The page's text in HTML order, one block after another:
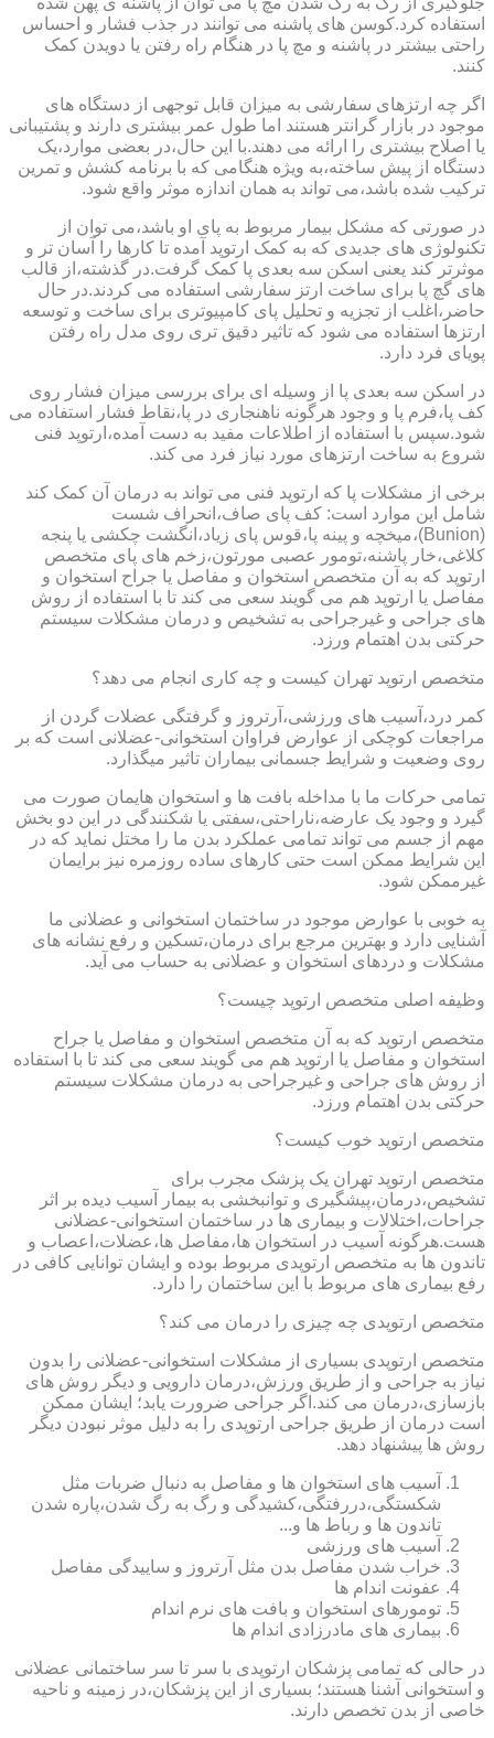
استفاده کرد.کوسن های پاشنه می توانند در جذب فشار و احساس
راحتی بیشتر در پاشنه و مچ پا در هنگام راه رفتن یا دویدن کمک
کنند.
اگر چه ارتزهای سفارشی به میزان قابل توجهی از دستگاه های
موجود در بازار گرانتر هستند اما طول عمر بیشتری دارند و پشتیبانی
یا اصلاح بیشتری را ارائه می دهند.با این حال،در بعضی موارد،یک
دستگاه از پیش ساخته،به ویژه هنگامی که با برنامه کشش و تمرین
ترکیب شده باشد،می تواند به همان اندازه موثر واقع شود.
در صورتی که مشکل بیمار مربوط به پای او باشد،می توان از
تکنولوژی های جدیدی که به کمک ارتوپد آمده تا کارها را آسان تر و
موثرتر کند یعنی اسکن سه بعدی پا کمک گرفت.در گذشته،از قالب
های گچ پا برای ساخت ارتز سفارشی استفاده می کردند.در حال
حاضر،اغلب از تجزیه و تحلیل پای کامپیوتری برای ساخت و توسعه
ارتزها استفاده می شود که تاثیر دقیق تری روی مدل راه رفتن
پویای فرد دارد.
در اسکن سه بعدی پا از وسیله ای برای بررسی میزان فشار روی
کف پا،فرم پا و وجود هرگونه ناهنجاری در پا،نقاط فشار استفاده می
شود.سپس با استفاده از اطلاعات مفید به دست آمده،ارتوپد فنی
شروع به ساخت ارتزهای مورد نیاز فرد می کند.
برخی از مشکلات پا که ارتوپد فنی می تواند به درمان آن کمک کند
شامل این موارد است: کف پای صاف،انحراف شست
(Bunion)،میخچه و پینه پا،قوس پای زیاد،انگشت چکشی یا پنجه
کلاغی،خار پاشنه،تومور عصبی مورتون،زخم های پای متخصص
ارتوپد که به آن متخصص استخوان و مفاصل یا جراح استخوان و
مفاصل یا ارتوپد هم می گویند سعی می کند تا با استفاده از روش
های جراحی و غیرجراحی به تشخیص و درمان مشکلات سیستم
حرکتی بدن اهتمام ورزد.
متخصص ارتوپد تهران کیست و چه کاری انجام می دهد؟
کمر درد،آسیب های ورزشی،آرتروز و گرفتگی عضلات گردن از
مراجعات کوچکی از عوارض فراوان استخوانی-عضلانی است که بر
روی وضعیت و شرایط جسمانی بیماران تاثیر میگذارد.
تمامی حرکات ما با مداخله بافت ها و استخوان هایمان صورت می
گیرد و وجود یک عارضه،ناراحتی،سفتی یا شکنندگی در این دو بخش
مهم از جسم می تواند تمامی عملکرد بدن ما را مختل نماید که در
این شرایط ممکن است حتی کارهای ساده روزمره نیز برایمان
غیرممکن شود.
به خوبی با عوارض موجود در ساختمان استخوانی و عضلانی ما
آشنایی دارد و بهترین مرجع برای درمان،تسکین و رفع نشانه های
مشکلات و دردهای استخوان و عضلانی به حساب می آید.
وظیفه اصلی متخصص ارتوپد چیست؟
متخصص ارتوپد که به آن متخصص استخوان و مفاصل یا جراح
استخوان و مفاصل یا ارتوپد هم می گویند سعی می کند تا با استفاده
از روش های جراحی و غیرجراحی به درمان مشکلات سیستم
حرکتی بدن اهتمام ورزد.
متخصص ارتوپد خوب کیست؟
متخصص ارتوپد تهران یک پزشک مجرب برای
تشخیص،درمان،پیشگیری و توانبخشی به بیمار آسیب دیده بر اثر
جراحات،اختلالات و بیماری ها در ساختمان استخوانی-عضلانی
هست.هرگونه آسیب در استخوان ها،مفاصل ها،عضلات،اعصاب و
تاندون ها به متخصص ارتوپدی مربوط بوده و ایشان توانایی کافی در
رفع بیماری های مربوط با این ساختمان را دارد.
متخصص ارتوپدی چه چیزی را درمان می کند؟
متخصص ارتوپدی بسیاری از مشکلات استخوانی-عضلانی را بدون
نیاز به جراحی و از طریق ورزش،درمان دارویی و دیگر روش های
بازسازی،درمان می کند.اگر جراحی ضرورت یابد؛ ایشان ممکن
است درمان از طریق جراحی ارتوپدی را به دلیل موثر نبودن دیگر
روش ها پیشنهاد دهد.
آسیب های استخوان ها و مفاصل به دنبال ضربات مثل
شکستگی،دررفتگی،کشیدگی و رگ به رگ شدن،پاره شدن
تاندون ها و رباط ها و...
آسیب های ورزشی
خراب شدن مفاصل بدن مثل آرتروز و ساییدگی مفاصل
عفونت اندام ها
تومورهای استخوان و بافت های نرم اندام
بیماری های مادرزادی اندام ها
در حالی که تمامی پزشکان ارتوپدی با سر تا سر ساختمانی عضلانی
و استخوانی آشنا هستند؛ بسیاری از این پزشکان،در زمینه و ناحیه
خاصی از بدن تخصص دارند.